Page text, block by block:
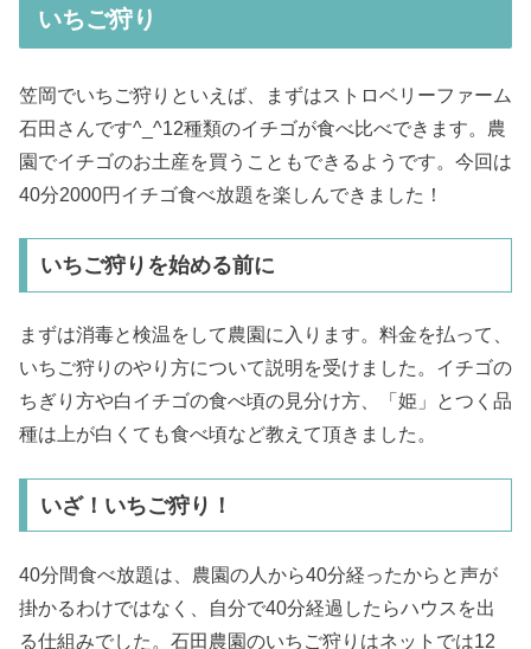
いちご狩り
笠岡でいちご狩りといえば、まずはストロベリーファーム
石田さんです^_^12種類のイチゴが食べ比べできます。農
園でイチゴのお土産を買うこともできるようです。今回は
40分2000円イチゴ食べ放題を楽しんできました！
いちご狩りを始める前に
まずは消毒と検温をして農園に入ります。料金を払って、
いちご狩りのやり方について説明を受けました。イチゴの
ちぎり方や白イチゴの食べ頃の見分け方、「姫」とつく品
種は上が白くても食べ頃など教えて頂きました。
いざ！いちご狩り！
40分間食べ放題は、農園の人から40分経ったからと声が
掛かるわけではなく、自分で40分経過したらハウスを出
る仕組みでした。石田農園のいちご狩りはネットでは12